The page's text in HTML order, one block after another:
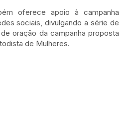
oferece apoio à campanha
sociais, divulgando a série de
oração da campanha proposta
de Mulheres.